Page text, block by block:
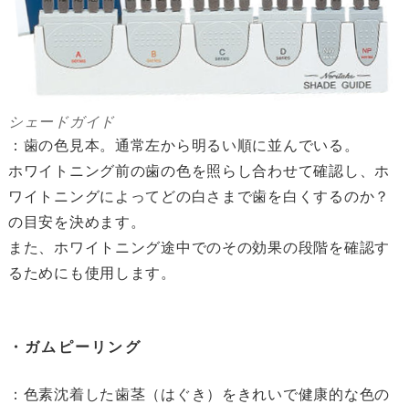
シェードガイド
：歯の色見本。通常左から明るい順に並んでいる。
ホワイトニング前の歯の色を照らし合わせて確認し、ホ
ワイトニングによってどの白さまで歯を白くするのか？
の目安を決めます。
また、ホワイトニング途中でのその効果の段階を確認す
るためにも使用します。
・ガムピーリング
：色素沈着した歯茎（はぐき）をきれいで健康的な色の